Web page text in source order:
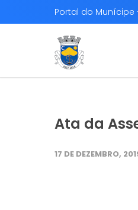
Portal do Munícipe
Ata da
17 DE DEZEMBRO,